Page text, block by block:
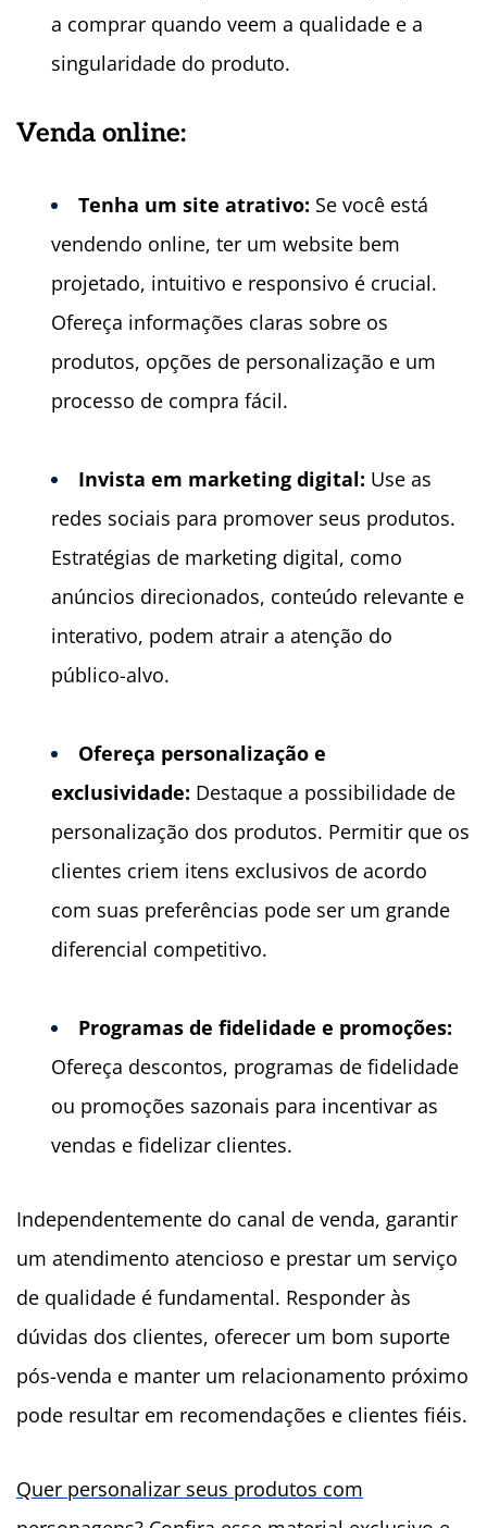
a comprar quando veem a qualidade e a
singularidade do produto.
Venda online:
Tenha um site atrativo: Se você está
vendendo online, ter um website bem
projetado, intuitivo e responsivo é crucial.
Ofereça informações claras sobre os
produtos, opções de personalização e um
processo de compra fácil.
Invista em marketing digital: Use as
redes sociais para promover seus produtos.
Estratégias de marketing digital, como
anúncios direcionados, conteúdo relevante e
interativo, podem atrair a atenção do
público-alvo.
Ofereça personalização e
exclusividade: Destaque a possibilidade de
personalização dos produtos. Permitir que os
clientes criem itens exclusivos de acordo
com suas preferências pode ser um grande
diferencial competitivo.
Programas de fidelidade e promoções:
Ofereça descontos, programas de fidelidade
ou promoções sazonais para incentivar as
vendas e fidelizar clientes.
Independentemente do canal de venda, garantir
um atendimento atencioso e prestar um serviço
de qualidade é fundamental. Responder às
dúvidas dos clientes, oferecer um bom suporte
pós-venda e manter um relacionamento próximo
pode resultar em recomendações e clientes fiéis.
Quer personalizar seus produtos com